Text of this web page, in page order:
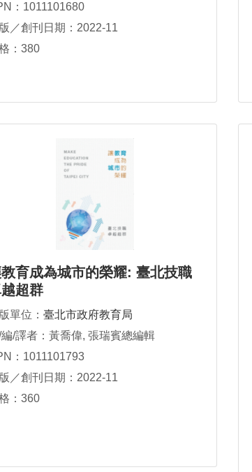
：1011101680
／創刊日期：2022-11
：380
育成為城市的榮耀: 臺北技職
超群
單位： 臺北市政府教育局
/譯者：黃喬偉, 張瑞賓總編輯
：1011101793
／創刊日期：2022-11
：360